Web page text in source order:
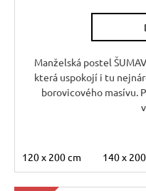
Manželská postel
která uspokojí i tu
borovicového masívu.
120 x 200 cm 140 x